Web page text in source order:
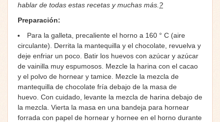
hablar de todas estas recetas y muchas más. ?
Preparación:
Para la galleta, precaliente el horno a 160 ° C (aire
circulante). Derrita la mantequilla y el chocolate, revuelva y
deje enfriar un poco. Batir los huevos con azúcar y azúcar
de vainilla muy espumosos. Mezcle la harina con el cacao
y el polvo de hornear y tamice. Mezcle la mezcla de
mantequilla de chocolate fría debajo de la masa de
huevo. Con cuidado, levante la mezcla de harina debajo de
la mezcla. Vierta la masa en una bandeja para hornear
forrada con papel de hornear y hornee en el horno durante